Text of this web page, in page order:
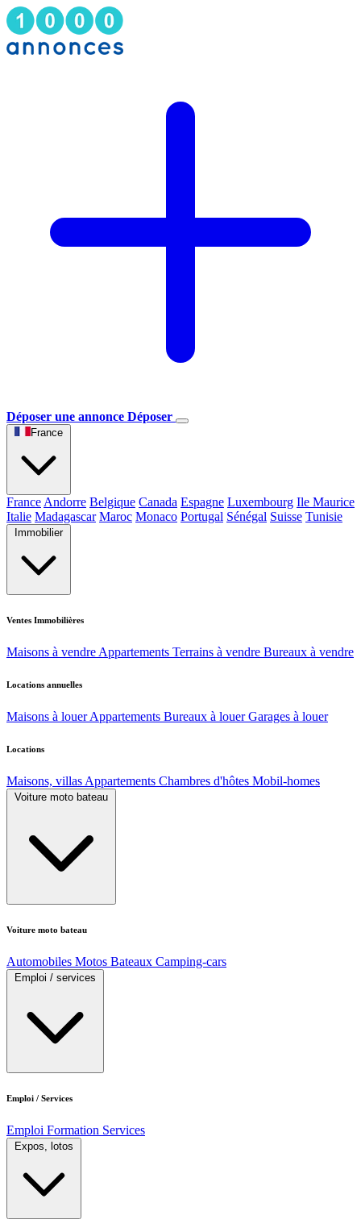
Déposer une annonce Déposer
France
France Andorre Belgique Canada Espagne Luxembourg Ile Maurice
Italie Madagascar Maroc Monaco Portugal Sénégal Suisse Tunisie
Immobilier
Ventes Immobilières
Maisons à vendre Appartements Terrains à vendre Bureaux à vendre
Locations annuelles
Maisons à louer Appartements Bureaux à louer Garages à louer
Locations
Maisons, villas Appartements Chambres d'hôtes Mobil-homes
Voiture moto bateau
Voiture moto bateau
Automobiles Motos Bateaux Camping-cars
Emploi / services
Emploi / Services
Emploi Formation Services
Expos, lotos